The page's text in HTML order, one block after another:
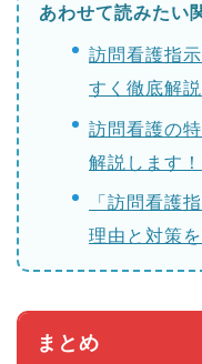
あわせて読みたい
訪問看護指
すく徹底解説
訪問看護の
解説します！
「訪問看護
理由と対策
まとめ